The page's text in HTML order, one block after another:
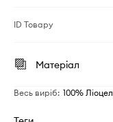
ID Товару
Матеріал
Весь виріб: 100% Ліоцел